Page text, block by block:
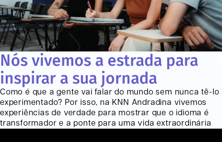
Nós vivemos a estrada para
inspirar a sua jornada
Como é que a gente vai falar do mundo sem nunca tê-lo
experimentado? Por isso, na KNN Andradina vivemos
experiências de verdade para mostrar que o idioma é
transformador e a ponte para uma vida extraordinária